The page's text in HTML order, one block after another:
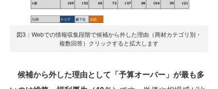
図3：Webでの情報収集段階で候補から外した理由（商材カテゴリ別・
複数回答）クリックすると拡大します
候補から外した理由として「予算オーバー」が最も多